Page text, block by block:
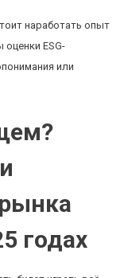
наработать опыт
ESG-
или
годах